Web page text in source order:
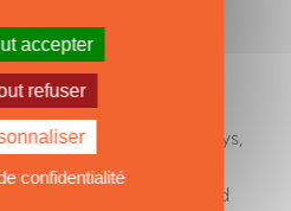
des marinas et les
fait. Vous en salivez
voir, enfin en vrai, les
des Tobago Cays,
la transat sera un grand
accepter
refuser
confidentialité